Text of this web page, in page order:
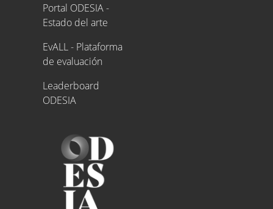
Portal ODESIA -
Estado del arte
EvALL - Plataforma
de evaluación
Leaderboard
ODESIA